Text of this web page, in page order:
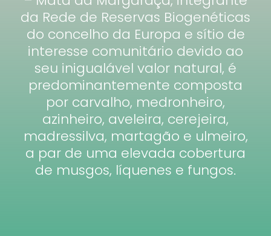
da Rede de Reservas Biogenéticas
do concelho da Europa e sítio de
interesse comunitário devido ao
seu inigualável valor natural, é
predominantemente composta
por carvalho, medronheiro,
azinheiro, aveleira, cerejeira,
madressilva, martagão e ulmeiro,
a par de uma elevada cobertura
de musgos, líquenes e fungos.